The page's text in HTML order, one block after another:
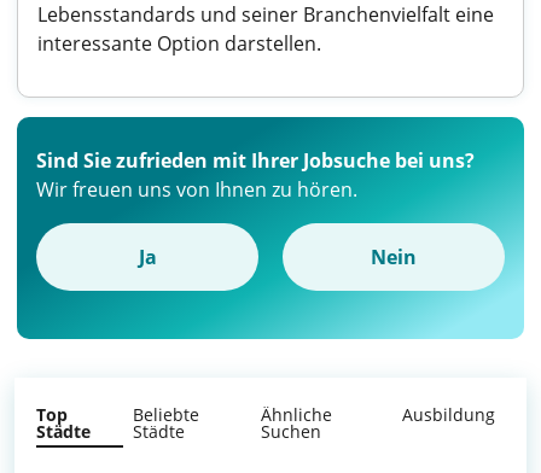
Lebensstandards und seiner Branchenvielfalt eine
interessante Option darstellen.
Sind Sie zufrieden mit Ihrer Jobsuche bei uns?
Wir freuen uns von Ihnen zu hören.
Ja Nein
Top
Städte
Beliebte
Städte
Ähnliche
Suchen
Ausbildung